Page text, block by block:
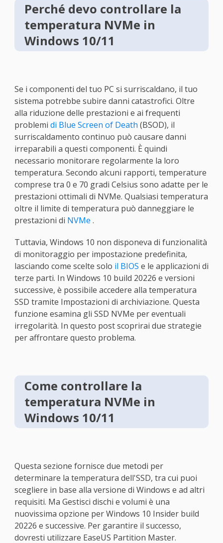
Perché devo controllare la
temperatura NVMe in
Windows 10/11
Se i componenti del tuo PC si surriscaldano, il tuo
sistema potrebbe subire danni catastrofici. Oltre
alla riduzione delle prestazioni e ai frequenti
problemi di Blue Screen of Death (BSOD), il
surriscaldamento continuo può causare danni
irreparabili a questi componenti. È quindi
necessario monitorare regolarmente la loro
temperatura. Secondo alcuni rapporti, temperature
comprese tra 0 e 70 gradi Celsius sono adatte per le
prestazioni ottimali di NVMe. Qualsiasi temperatura
oltre il limite di temperatura può danneggiare le
prestazioni di NVMe .
Tuttavia, Windows 10 non disponeva di funzionalità
di monitoraggio per impostazione predefinita,
lasciando come scelte solo il BIOS e le applicazioni di
terze parti. In Windows 10 build 20226 e versioni
successive, è possibile accedere alla temperatura
SSD tramite Impostazioni di archiviazione. Questa
funzione esamina gli SSD NVMe per eventuali
irregolarità. In questo post scoprirai due strategie
per affrontare questo problema.
Come controllare la
temperatura NVMe in
Windows 10/11
Questa sezione fornisce due metodi per
determinare la temperatura dell'SSD, tra cui puoi
scegliere in base alla versione di Windows e ad altri
requisiti. Ma Gestisci dischi e volumi è una
nuovissima opzione per Windows 10 Insider build
20226 e successive. Per garantire il successo,
dovresti utilizzare EaseUS Partition Master.